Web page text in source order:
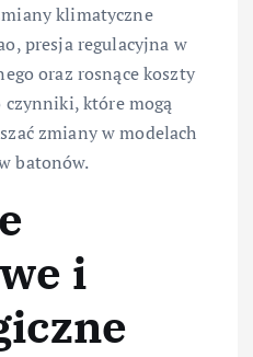
klimatyczne
presja regulacyjna w
oraz rosnące koszty
które mogą
zmiany w modelach
batonów.
i